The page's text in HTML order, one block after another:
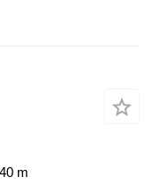
40 m